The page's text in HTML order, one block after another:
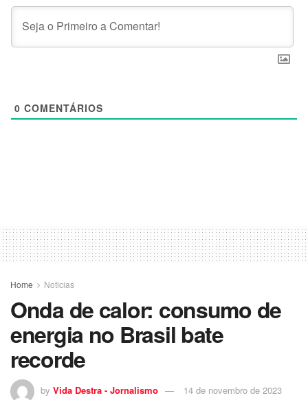
0 COMENTÁRIOS
Home Noticias
Onda de calor: consumo de
energia no Brasil bate
recorde
by Vida Destra - Jornalismo 14 de novembro de 2023